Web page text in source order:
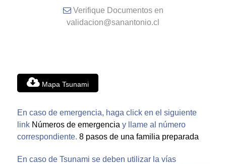
Verifique Documentos en
validacion@sanantonio.cl
Mapa Tsunami
En caso de emergencia, haga click en el siguiente
link Números de emergencia y llame al número
correspondiente. 8 pasos de una familia preparada
En caso de Tsunami se deben utilizar la vías